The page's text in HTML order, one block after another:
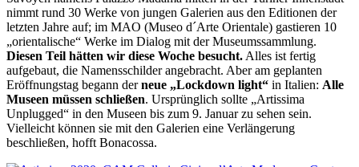
nimmt rund 30 Werke von jungen Galerien aus den Editionen der
letzten Jahre auf; im MAO (Museo d´Arte Orientale) gastieren 10
„orientalische“ Werke im Dialog mit der Museumssammlung.
Diesen Teil hätten wir diese Woche besucht. Alles ist fertig
aufgebaut, die Namensschilder angebracht. Aber am geplanten
Eröffnungstag begann derneue „Lockdown light“ in Italien: Alle
Museen müssen schließen. Ursprünglich sollte „Artissima
Unplugged“ in den Museen bis zum 9. Januar zu sehen sein.
Vielleicht können sie mit den Galerien eine Verlängerung
beschließen, hofft Bonacossa.